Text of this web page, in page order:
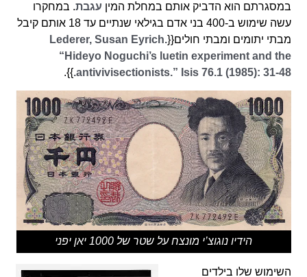
במסגרתם הוא הדביק אותם במחלת המין עגבת. במחקרו
עשה שימוש ב-400 בני אדם בגילאי שנתיים עד 18 אותם קיבל
מבתי יתומים ומבתי חולים{{Lederer, Susan Eyrich.
“Hideyo Noguchi’s luetin experiment and the
antivivisectionists.” Isis 76.1 (1985): 31-48.
}}.
הידיו נוגוצ’י מונצח על שטר של 1000 יאן יפני
השימוש שלו בילדים